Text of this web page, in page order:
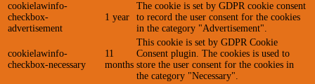
cookielawinfo-
checkbox-
advertisement
1 year
The cookie is set by GDPR cookie consent
to record the user consent for the cookies
in the category "Advertisement".
cookielawinfo-
checkbox-necessary
11
months
This cookie is set by GDPR Cookie
Consent plugin. The cookies is used to
store the user consent for the cookies in
the category "Necessary".